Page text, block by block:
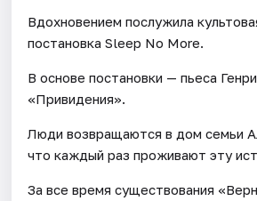
Вдохновением послужила
постановка Sleep No More.
В основе постановки — пьеса
«Привидения».
Люди возвращаются в дом семьи
что каждый раз проживают эту
За все время существования